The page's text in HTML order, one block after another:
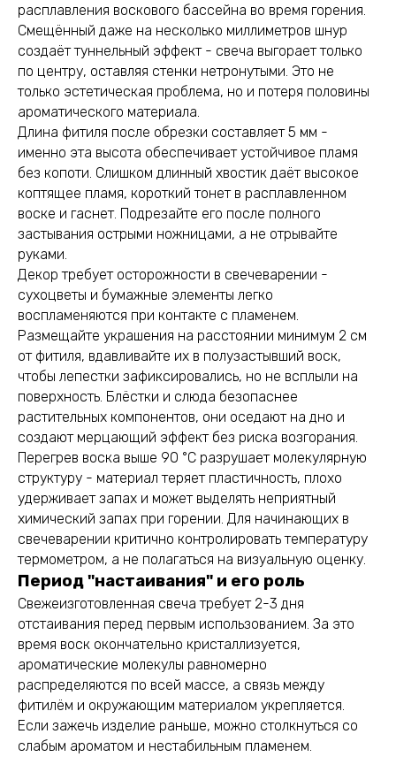
расплавления воскового бассейна во время горения.
Смещённый даже на несколько миллиметров шнур
создаёт туннельный эффект - свеча выгорает только
по центру, оставляя стенки нетронутыми. Это не
только эстетическая проблема, но и потеря половины
ароматического материала.
Длина фитиля после обрезки составляет 5 мм -
именно эта высота обеспечивает устойчивое пламя
без копоти. Слишком длинный хвостик даёт высокое
коптящее пламя, короткий тонет в расплавленном
воске и гаснет. Подрезайте его после полного
застывания острыми ножницами, а не отрывайте
руками.
Декор требует осторожности в свечеварении -
сухоцветы и бумажные элементы легко
воспламеняются при контакте с пламенем.
Размещайте украшения на расстоянии минимум 2 см
от фитиля, вдавливайте их в полузастывший воск,
чтобы лепестки зафиксировались, но не всплыли на
поверхность. Блёстки и слюда безопаснее
растительных компонентов, они оседают на дно и
создают мерцающий эффект без риска возгорания.
Перегрев воска выше 90 °C разрушает молекулярную
структуру - материал теряет пластичность, плохо
удерживает запах и может выделять неприятный
химический запах при горении. Для начинающих в
свечеварении критично контролировать температуру
термометром, а не полагаться на визуальную оценку.
Период "настаивания" и его роль
Свежеизготовленная свеча требует 2-3 дня
отстаивания перед первым использованием. За это
время воск окончательно кристаллизуется,
ароматические молекулы равномерно
распределяются по всей массе, а связь между
фитилём и окружающим материалом укрепляется.
Если зажечь изделие раньше, можно столкнуться со
слабым ароматом и нестабильным пламенем.